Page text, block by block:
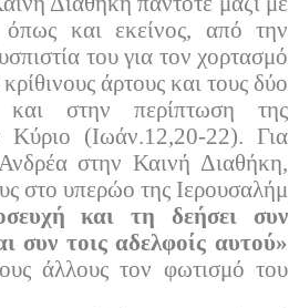
και εκείνος, από την
του για τον χορτασμό
άρτους και τους δύο
και στην περίπτωση της
(Ιωάν.12,20-22). Για
στην Καινή Διαθήκη,
στο υπερώο της Ιερουσαλήμ
και τη δεήσει συν
συν τοις αδελφοίς αυτού»
άλλους τον φωτισμό του